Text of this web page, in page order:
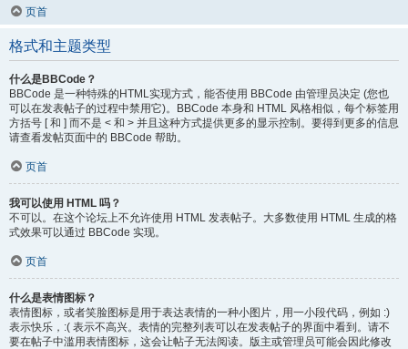
页首
格式和主题类型
什么是BBCode？
BBCode 是一种特殊的HTML实现方式，能否使用 BBCode 由管理员决定 (您也
可以在发表帖子的过程中禁用它)。BBCode 本身和 HTML 风格相似，每个标签用
方括号 [ 和 ] 而不是 < 和 > 并且这种方式提供更多的显示控制。要得到更多的信息
请查看发帖页面中的 BBCode 帮助。
页首
我可以使用 HTML 吗？
不可以。在这个论坛上不允许使用 HTML 发表帖子。大多数使用 HTML 生成的格
式效果可以通过 BBCode 实现。
页首
什么是表情图标？
表情图标，或者笑脸图标是用于表达表情的一种小图片，用一小段代码，例如 :)
表示快乐，:( 表示不高兴。表情的完整列表可以在发表帖子的界面中看到。请不
要在帖子中滥用表情图标，这会让帖子无法阅读。版主或管理员可能会因此修改